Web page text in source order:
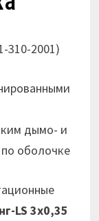
310-2001)
дымо- и
оболочке
LS 3х0,35